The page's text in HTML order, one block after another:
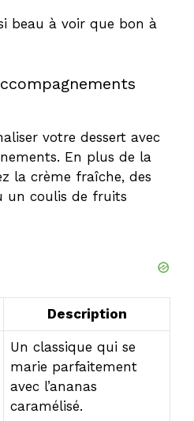
beau à voir que bon à
votre dessert avec
En plus de la
la crème fraîche, des
un coulis de fruits
Description
Un classique qui se
marie parfaitement
avec l’ananas
caramélisé.